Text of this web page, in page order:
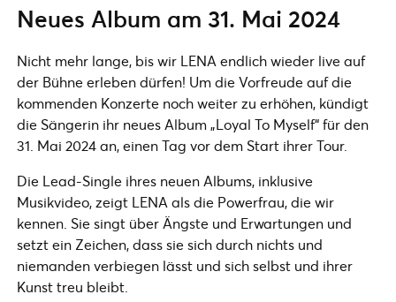
Neues Album am 31. Mai 2024
Nicht mehr lange, bis wir LENA endlich wieder live auf
der Bühne erleben dürfen! Um die Vorfreude auf die
kommenden Konzerte noch weiter zu erhöhen, kündigt
die Sängerin ihr neues Album „Loyal To Myself“ für den
31. Mai 2024 an, einen Tag vor dem Start ihrer Tour.
Die Lead-Single ihres neuen Albums, inklusive
Musikvideo, zeigt LENA als die Powerfrau, die wir
kennen. Sie singt über Ängste und Erwartungen und
setzt ein Zeichen, dass sie sich durch nichts und
niemanden verbiegen lässt und sich selbst und ihrer
Kunst treu bleibt.